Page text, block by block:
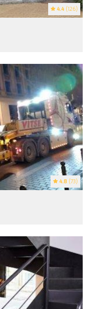
4.4 (126)
4.8 (73)